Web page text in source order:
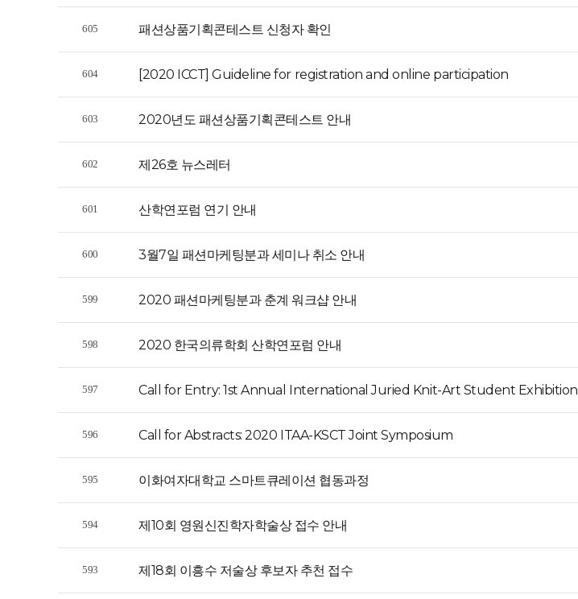
605 패션상품기획콘테스트 신청자 확인
604 [2020 ICCT] Guideline for registration and online participation
603 2020년도 패션상품기획콘테스트 안내
602 제26호 뉴스레터
601 산학연포럼 연기 안내
600 3월7일 패션마케팅분과 세미나 취소 안내
599 2020 패션마케팅분과 춘계 워크샵 안내
598 2020 한국의류학회 산학연포럼 안내
597 Call for Entry: 1st Annual International Juried Knit-Art Student Exhibition
596 Call for Abstracts: 2020 ITAA-KSCT Joint Symposium
595 이화여자대학교 스마트큐레이션 협동과정
594 제10회 영원신진학자학술상 접수 안내
593 제18회 이흥수 저술상 후보자 추천 접수